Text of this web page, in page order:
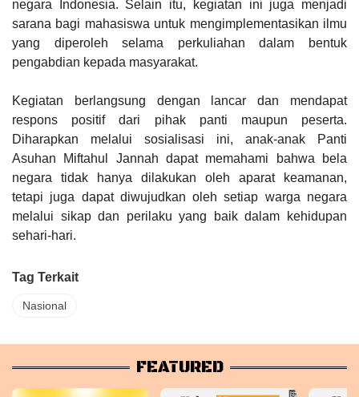
negara Indonesia. Selain itu, kegiatan ini juga menjadi
sarana bagi mahasiswa untuk mengimplementasikan ilmu
yang diperoleh selama perkuliahan dalam bentuk
pengabdian kepada masyarakat.
Kegiatan berlangsung dengan lancar dan mendapat
respons positif dari pihak panti maupun peserta.
Diharapkan melalui sosialisasi ini, anak-anak Panti
Asuhan Miftahul Jannah dapat memahami bahwa bela
negara tidak hanya dilakukan oleh aparat keamanan,
tetapi juga dapat diwujudkan oleh setiap warga negara
melalui sikap dan perilaku yang baik dalam kehidupan
sehari-hari.
Tag Terkait
Nasional
FEATURED